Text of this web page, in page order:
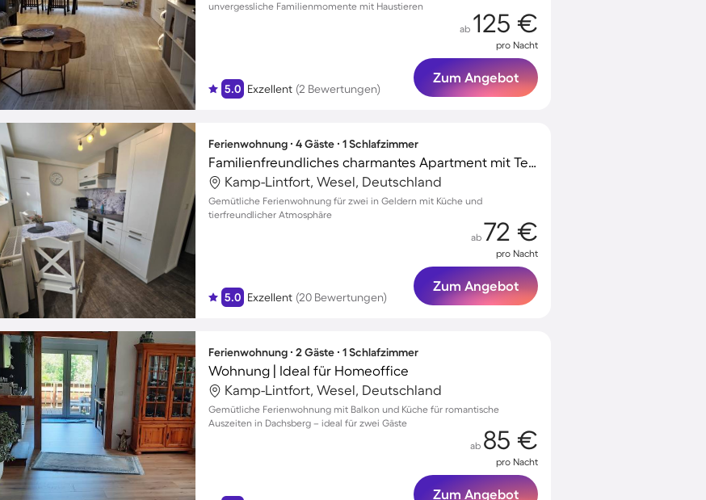
unvergessliche Familienmomente mit Haustieren
5.0 Exzellent (2 Bewertungen)
ab 125 €
pro Nacht
Zum Angebot
Ferienwohnung ∙ 4 Gäste ∙ 1 Schlafzimmer
Familienfreundliches charmantes Apartment mit Terrasse | Haustiere erlaubt
Kamp-Lintfort, Wesel, Deutschland
Gemütliche Ferienwohnung für zwei in Geldern mit Küche und
tierfreundlicher Atmosphäre
5.0 Exzellent (20 Bewertungen)
ab 72 €
pro Nacht
Zum Angebot
Ferienwohnung ∙ 2 Gäste ∙ 1 Schlafzimmer
Wohnung | Ideal für Homeoffice
Kamp-Lintfort, Wesel, Deutschland
Gemütliche Ferienwohnung mit Balkon und Küche für romantische
Auszeiten in Dachsberg – ideal für zwei Gäste
ab 85 €
pro Nacht
Zum Angebot